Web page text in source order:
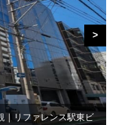
｜リファレンス駅東ビ
>